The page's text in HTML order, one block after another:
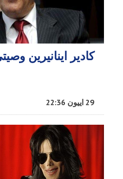
کادیر اینانیرین
29 اییون 22:36